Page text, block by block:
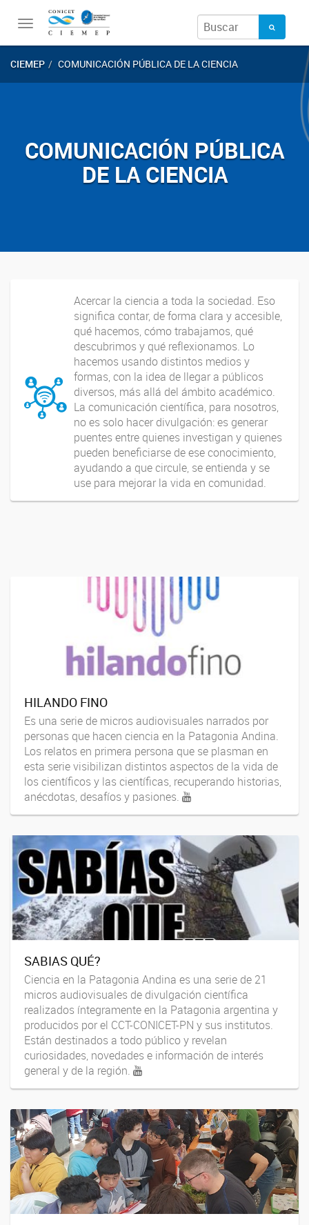
Toggle
navigation
CIEMEP COMUNICACIÓN PÚBLICA DE LA CIENCIA
COMUNICACIÓN PÚBLICA
DE LA CIENCIA
Acercar la ciencia a toda la sociedad. Eso
significa contar, de forma clara y accesible,
qué hacemos, cómo trabajamos, qué
descubrimos y qué reflexionamos. Lo
hacemos usando distintos medios y
formas, con la idea de llegar a públicos
diversos, más allá del ámbito académico.
La comunicación científica, para nosotros,
no es solo hacer divulgación: es generar
puentes entre quienes investigan y quienes
pueden beneficiarse de ese conocimiento,
ayudando a que circule, se entienda y se
use para mejorar la vida en comunidad.
HILANDO FINO
Es una serie de micros audiovisuales narrados por
personas que hacen ciencia en la Patagonia Andina.
Los relatos en primera persona que se plasman en
esta serie visibilizan distintos aspectos de la vida de
los científicos y las científicas, recuperando historias,
anécdotas, desafíos y pasiones.
SABIAS QUÉ?
Ciencia en la Patagonia Andina es una serie de 21
micros audiovisuales de divulgación científica
realizados íntegramente en la Patagonia argentina y
producidos por el CCT-CONICET-PN y sus institutos.
Están destinados a todo público y revelan
curiosidades, novedades e información de interés
general y de la región.